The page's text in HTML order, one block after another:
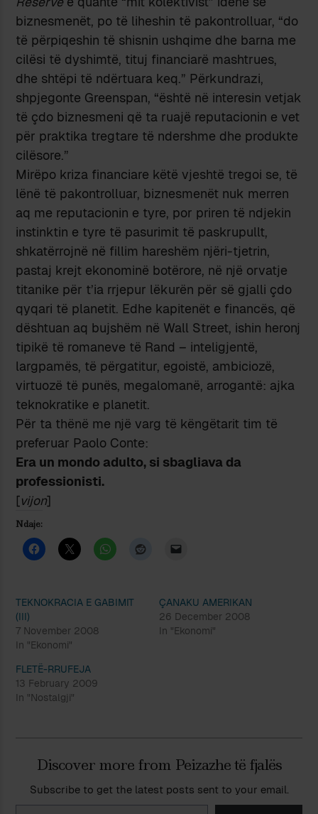
biznesmenët, po të liheshin të pakontrolluar, “do
të përpiqeshin të shisnin ushqime dhe barna me
cilësi të dyshimtë, tituj financiarë mashtrues,
dhe shtëpi të ndërtuara keq.” Përkundrazi,
shpjegonte Greenspan, “është në interesin vetjak
të çdo biznesmeni që ta ruajë reputacionin e vet
për praktika tregtare të ndershme dhe produkte
cilësore.”
Mirëpo kriza financiare këtë vjeshtë tregoi se, të
lënë të pakontrolluar, biznesmenët nuk merren
aq me reputacionin e tyre, por priren të ndjekin
instinktin e tyre të pasurimit të paskrupullt,
shkatërrojnë në fillim hareshëm njëri-tjetrin,
pastaj krejt ekonominë botërore, në një orvatje
titanike për t’ia rrjepur lëkurën për së gjalli çdo
qyqari të planetit. Edhe kapitenët e financës, që
dështuan aq bujshëm në Wall Street, ishin heronj
tipikë të romaneve të Rand – inteligjentë,
largpamës, të përgatitur, egoistë, ambiciozë,
virtuozë të punës, megalomanë, arrogantë: ajka
teknokratike e planetit.
Për ta thënë me një varg të këngëtarit tim të
preferuar Paolo Conte:
Era un mondo adulto, si sbagliava da
professionisti.
[vijon]
Ndaje:
TEKNOKRACIA E GABIMIT
(III)
7 November 2008
In "Ekonomi"
ÇANAKU AMERIKAN
26 December 2008
In "Ekonomi"
FLETË-RRUFEJA
13 February 2009
In "Nostalgji"
Discover more from Peizazhe të fjalës
Subscribe to get the latest posts sent to your email.
Type your email…